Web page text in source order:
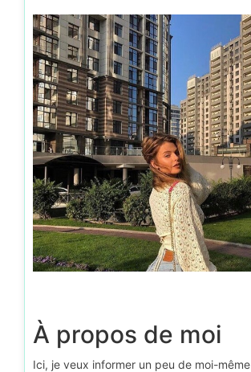
À propos de moi
Ici, je veux informer un peu de moi-même